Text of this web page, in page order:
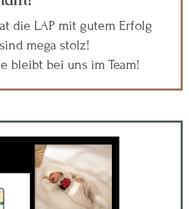
die LAP mit gutem Erfolg
mega stolz!
bleibt bei uns im Team!